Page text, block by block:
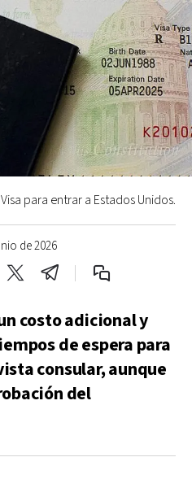
de 2026
Visa para entrar a Estados Unidos.
costo adicional y
de espera para
consular, aunque
del